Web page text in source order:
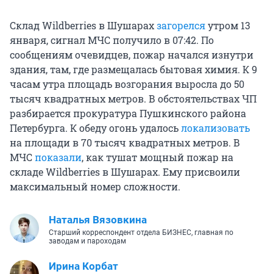
Склад Wildberries в Шушарахзагорелсяутром 13
января, сигнал МЧС получило в 07:42. По
сообщениям очевидцев, пожар начался изнутри
здания, там, где размещалась бытовая химия. К 9
часам утра площадь возгорания выросла до 50
тысяч квадратных метров. В обстоятельствах ЧП
разбирается прокуратура Пушкинского района
Петербурга. К обеду огонь удалосьлокализовать
на площади в 70 тысяч квадратных метров. В
МЧСпоказали, как тушат мощный пожар на
складе Wildberries в Шушарах. Ему присвоили
максимальный номер сложности.
Наталья Вязовкина
Старший корреспондент отдела БИЗНЕС, главная по
заводам и пароходам
Иpина Корбат